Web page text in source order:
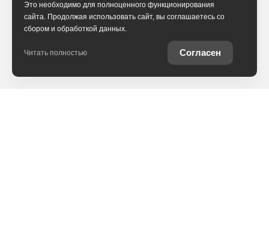
Это необходимо для полноценного функционирования
сайта. Продолжая использовать сайт, вы соглашаетесь со
сбором и обработкой данных.
Читать полностью Согласен